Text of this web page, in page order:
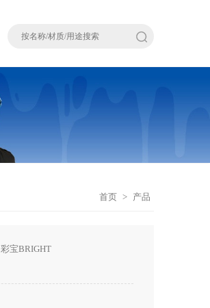
首页 > 产品
彩宝BRIGHT